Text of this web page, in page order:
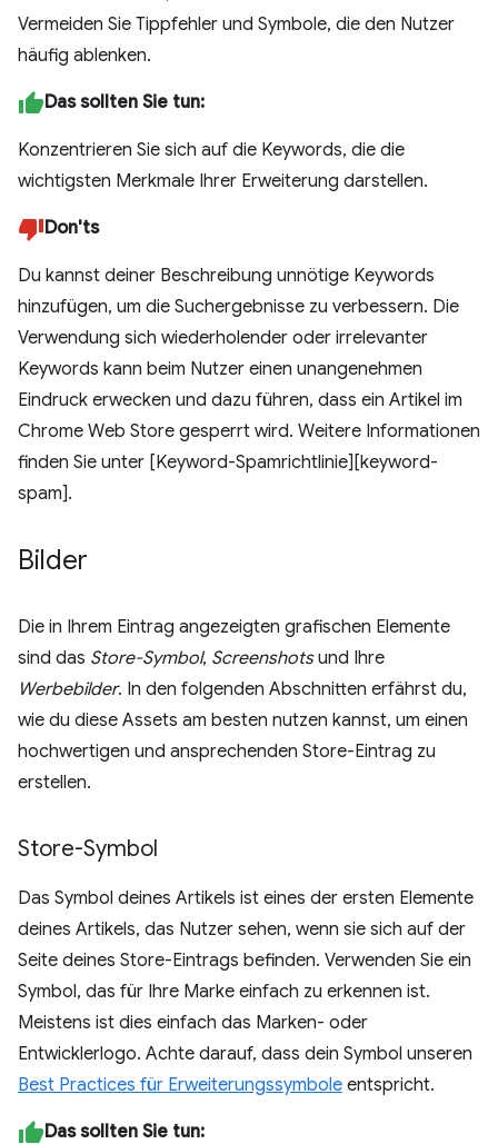
Vermeiden Sie Tippfehler und Symbole, die den Nutzer
häufig ablenken.
Das sollten Sie tun:
Konzentrieren Sie sich auf die Keywords, die die
wichtigsten Merkmale Ihrer Erweiterung darstellen.
Don'ts
Du kannst deiner Beschreibung unnötige Keywords
hinzufügen, um die Suchergebnisse zu verbessern. Die
Verwendung sich wiederholender oder irrelevanter
Keywords kann beim Nutzer einen unangenehmen
Eindruck erwecken und dazu führen, dass ein Artikel im
Chrome Web Store gesperrt wird. Weitere Informationen
finden Sie unter [Keyword-Spamrichtlinie][keyword-
spam].
Bilder
Die in Ihrem Eintrag angezeigten grafischen Elemente
sind das Store-Symbol, Screenshotsund Ihre
Werbebilder. In den folgenden Abschnitten erfährst du,
wie du diese Assets am besten nutzen kannst, um einen
hochwertigen und ansprechenden Store-Eintrag zu
erstellen.
Store-Symbol
Das Symbol deines Artikels ist eines der ersten Elemente
deines Artikels, das Nutzer sehen, wenn sie sich auf der
Seite deines Store-Eintrags befinden. Verwenden Sie ein
Symbol, das für Ihre Marke einfach zu erkennen ist.
Meistens ist dies einfach das Marken- oder
Entwicklerlogo. Achte darauf, dass dein Symbol unseren
Best Practices für Erweiterungssymbole entspricht.
Das sollten Sie tun: